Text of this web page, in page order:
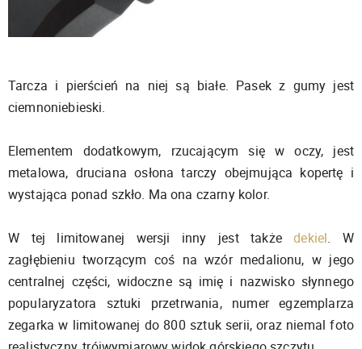
Tarcza i pierścień na niej są białe. Pasek z gumy jest
ciemnoniebieski.
Elementem dodatkowym, rzucającym się w oczy, jest
metalowa, druciana osłona tarczy obejmująca kopertę i
wystająca ponad szkło. Ma ona czarny kolor.
W tej limitowanej wersji inny jest takżedekiel. W
zagłębieniu tworzącym coś na wzór medalionu, w jego
centralnej części, widoczne są imię i nazwisko słynnego
popularyzatora sztuki przetrwania, numer egzemplarza
zegarka w limitowanej do 800 sztuk serii, oraz niemal foto